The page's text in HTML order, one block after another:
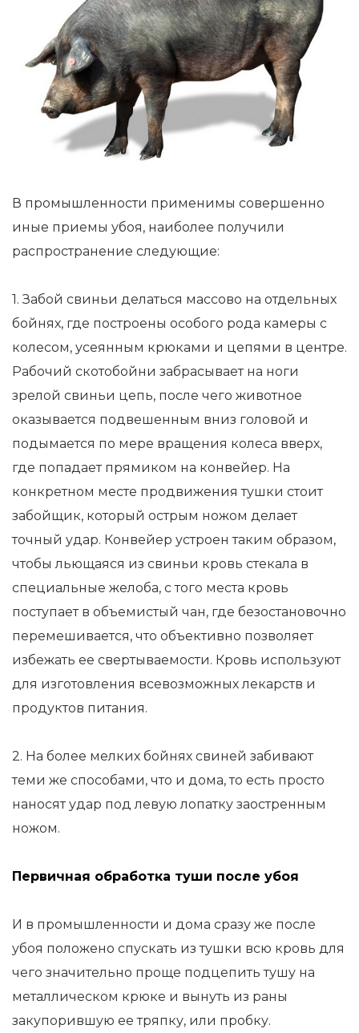
В промышленности применимы совершенно
иные приемы убоя, наиболее получили
распространение следующие:
1. Забой свиньи делаться массово на отдельных
бойнях, где построены особого рода камеры с
колесом, усеянным крюками и цепями в центре.
Рабочий скотобойни забрасывает на ноги
зрелой свиньи цепь, после чего животное
оказывается подвешенным вниз головой и
подымается по мере вращения колеса вверх,
где попадает прямиком на конвейер. На
конкретном месте продвижения тушки стоит
забойщик, который острым ножом делает
точный удар. Конвейер устроен таким образом,
чтобы льющаяся из свиньи кровь стекала в
специальные желоба, с того места кровь
поступает в объемистый чан, где безостановочно
перемешивается, что объективно позволяет
избежать ее свертываемости. Кровь используют
для изготовления всевозможных лекарств и
продуктов питания.
2. На более мелких бойнях свиней забивают
теми же способами, что и дома, то есть просто
наносят удар под левую лопатку заостренным
ножом.
Первичная обработка туши после убоя
И в промышленности и дома сразу же после
убоя положено спускать из тушки всю кровь для
чего значительно проще подцепить тушу на
металлическом крюке и вынуть из раны
закупорившую ее тряпку, или пробку.